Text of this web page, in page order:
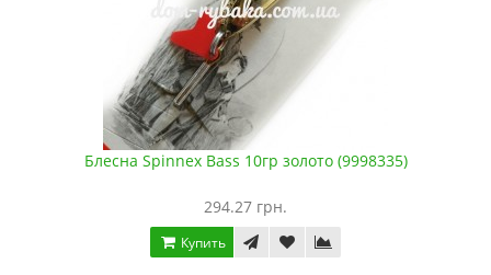
Блесна Spinnex Bass 10гр золото (9998335)
294.27 грн.
Купить